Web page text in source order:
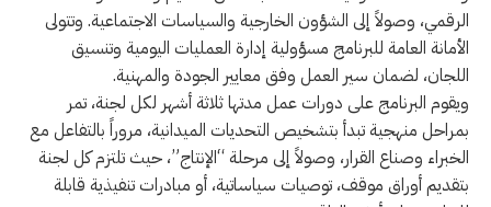
الرقمي، وصولاً إلى الشؤون الخارجية والسياسات الاجتماعية. وتتولى
الأمانة العامة للبرنامج مسؤولية إدارة العمليات اليومية وتنسيق
اللجان، لضمان سير العمل وفق معايير الجودة والمهنية.
ويقوم البرنامج على دورات عمل مدتها ثلاثة أشهر لكل لجنة، تمر
بمراحل منهجية تبدأ بتشخيص التحديات الميدانية، مروراً بالتفاعل مع
الخبراء وصناع القرار، وصولاً إلى مرحلة “الإنتاج”، حيث تلتزم كل لجنة
بتقديم أوراق موقف، توصيات سياساتية، أو مبادرات تنفيذية قابلة